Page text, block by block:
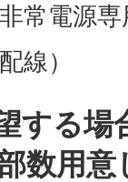
常電源
線）
する場
数用